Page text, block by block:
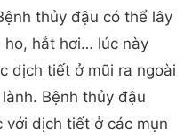
thủy đậu có thể lây
ho, hắt hơi… lúc này
dịch tiết ở mũi ra ngoài
Bệnh thủy đậu
với dịch tiết ở các mụn